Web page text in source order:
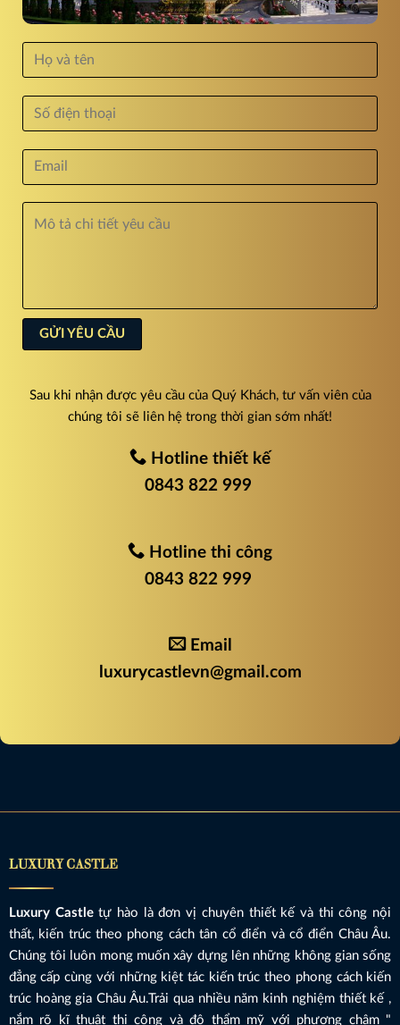
Sau khi nhận được yêu cầu của Quý Khách, tư vấn viên của
chúng tôi sẽ liên hệ trong thời gian sớm nhất!
Hotline thiết kế
0843 822 999
Hotline thi công
0843 822 999
Email
luxurycastlevn@gmail.com
LUXURY CASTLE
Luxury Castletự hào là đơn vị chuyên thiết kế và thi công nội
thất, kiến trúc theo phong cách tân cổ điển và cổ điển Châu Âu.
Chúng tôi luôn mong muốn xây dựng lên những không gian sống
đẳng cấp cùng với những kiệt tác kiến trúc theo phong cách kiến
trúc hoàng gia Châu Âu.Trải qua nhiều năm kinh nghiệm thiết kế ,
nắm rõ kĩ thuật thi công và độ thẩm mỹ với phương châm "